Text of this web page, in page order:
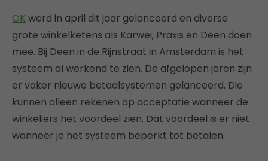
OK werd in april dit jaar gelanceerd en diverse
grote winkelketens als Karwei, Praxis en Deen doen
mee. Bij Deen in de Rijnstraat in Amsterdam is het
systeem al werkend te zien. De afgelopen jaren zijn
er vaker nieuwe betaalsystemen gelanceerd. Die
kunnen alleen rekenen op acceptatie wanneer de
winkeliers het voordeel zien. Dat voordeel is er niet
wanneer je het systeem beperkt tot betalen.